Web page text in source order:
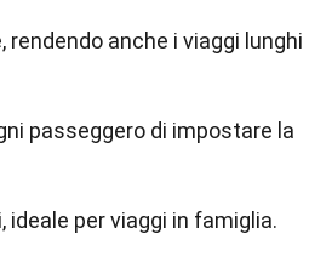
anche i viaggi lunghi
passeggero di impostare la
ideale per viaggi in famiglia.